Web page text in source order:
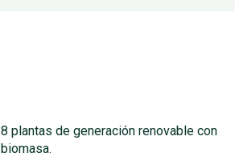
8 plantas de generación renovable con
biomasa.